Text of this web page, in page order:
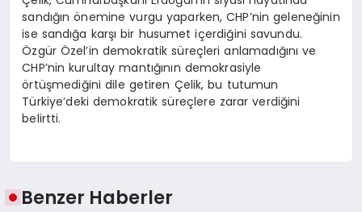
sandığın önemine vurgu yaparken, CHP’nin geleneğinin
ise sandığa karşı bir husumet içerdiğini savundu.
Özgür Özel’in demokratik süreçleri anlamadığını ve
CHP’nin kurultay mantığının demokrasiyle
örtüşmediğini dile getiren Çelik, bu tutumun
Türkiye’deki demokratik süreçlere zarar verdiğini
belirtti.
Benzer Haberler